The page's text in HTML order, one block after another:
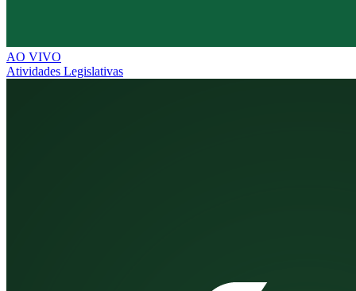
AO VIVO
Atividades Legislativas